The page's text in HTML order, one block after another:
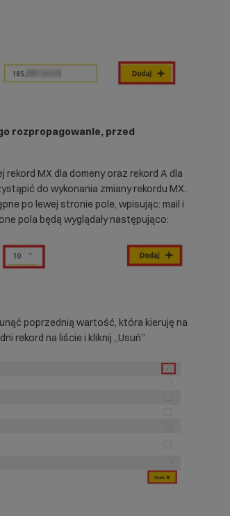
rozpropagowanie, przed
MX dla domeny oraz rekord A dla
do wykonania zmiany rekordu MX.
po lewej stronie pole, wpisując: mail i
pola będą wyglądały następująco:
poprzednią wartość, która kieruję na
rekord na liście i kliknij „Usuń”